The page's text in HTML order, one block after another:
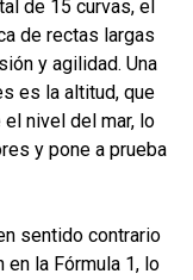
de 15 curvas, el
de rectas largas
y agilidad. Una
es la altitud, que
nivel del mar, lo
y pone a prueba
sentido contrario
en la Fórmula 1, lo